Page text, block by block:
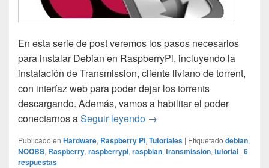
En esta serie de post veremos los pasos necesarios
para instalar Debian en RaspberryPi, incluyendo la
instalación de Transmission, cliente liviano de torrent,
con interfaz web para poder dejar los torrents
descargando. Además, vamos a habilitar el poder
conectarnos aSeguir leyendo Instalar Debian en
→
Publicado en Hardware, Raspberry Pi, Tutoriales | Etiquetado debian,
NOOBS, Raspberry, raspberrypi, raspbian, transmission, tutorial | 6
respuestas